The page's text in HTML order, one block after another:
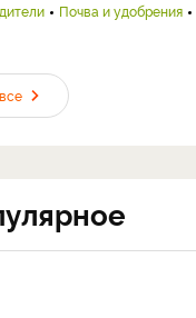
Почва и удобрения